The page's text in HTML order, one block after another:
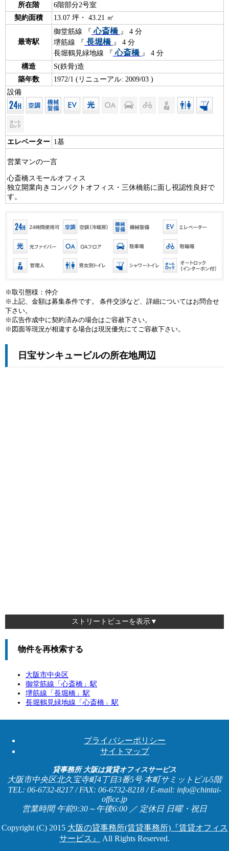
所在階
6階部分2号室
契約面積
13.07 坪・ 43.21 ㎡
最寄駅
御堂筋線 『 心斎橋 』 4 分
堺筋線 『 長堀橋 』 4 分
長堀鶴見緑地線 『 心斎橋 』 4 分
構造
S(鉄骨)造
築年数
1972/1 (リニューアル: 2009/03 )
設備
エレベーター 1基
営業マンの一言
心斎橋スモールオフィス
独立開業向きコンパクトオフィス・三休橋筋に面し視認性良好で
す。
※取引態様：仲介
※上記、金額は募集条件です。 条件交渉など、詳細についてはお問合せ
下さい。
※広告作成中に契約済みの場合はご容赦下さい。
※図面等現況が相違する場合は現況優先にてご容赦下さい。
日宝サンキュービルの所在地周辺
ストリートビューを表示▼
物件を再検索する
大阪市中央区
御堂筋線「心斎橋 」駅
堺筋線「長堀橋 」駅
長堀鶴見緑地線「心斎橋 」駅
プライバシーポリシー
サイトマップ
貸事務所 大阪は賃貸オフィスサービス
大阪市中央区北久宝寺町4丁目3番5号 本町サミットビル5階
TEL: 06-6732-8217 / FAX: 06-6732-8218 / E-mail: info@chintai-
office.jp
営業時間 午前9:30～午後6:00 ／ 定休日 日曜・祝日
Copyright (C) 2015 大阪の貸事務所(賃貸事務所)『賃貸オフィス
サービス』
All Rights Reserved.